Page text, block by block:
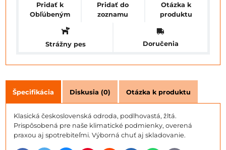
Pridať k
Obľúbeným
Pridať do
zoznamu
Otázka k
produktu
Strážny pes Doručenia
Špecifikácia Diskusia (0) Otázka k produktu
Klasická československá odroda, podlhovastá, žltá.
Prispôsobená pre naše klimatické podmienky, overená
praxou aj spotrebiteľmi. Výborná chuť aj skladovanie.